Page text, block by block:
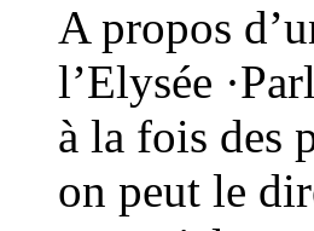
A propos
l’Elysée
à la fois des
on peut le